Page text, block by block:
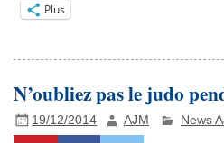
Plus
N’oubliez pas le judo
19/12/2014 AJM News